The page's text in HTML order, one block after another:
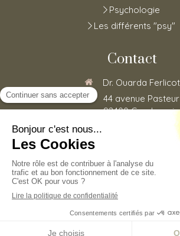
Psychologie
Les différents "psy"
Contact
Dr. Ouarda Ferlicot
44 avenue Pasteur
92400 Courbevoie
DuLundiau
©2020 Ouarda Ferlicot - Psychothérapie
Prendre rendez-